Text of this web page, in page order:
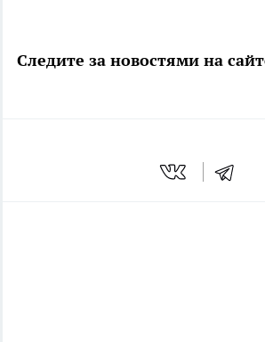
Следите за новостями на